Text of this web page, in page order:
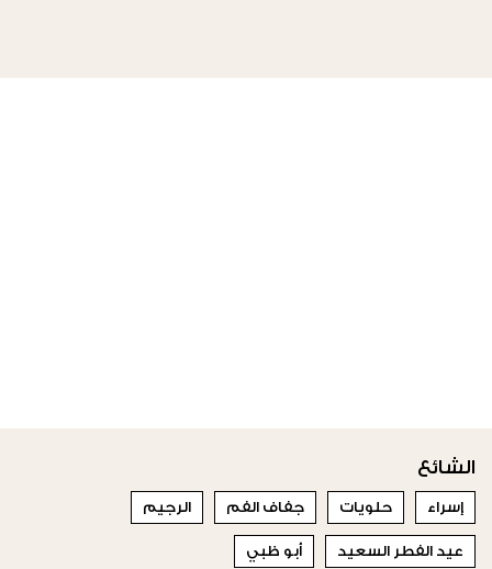
الشائع
إسراء حلويات جفاف الفم الرجيم
عيد الفطر السعيد أبو ظبي